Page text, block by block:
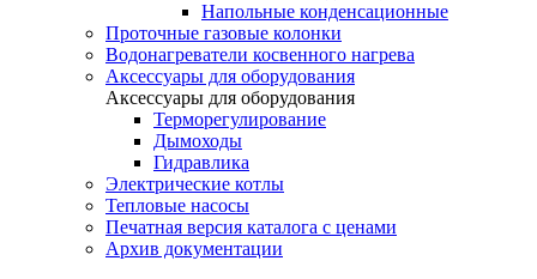
Напольные конденсационные
Проточные газовые колонки
Водонагреватели косвенного нагрева
Аксессуары для оборудования
Аксессуары для оборудования
Терморегулирование
Дымоходы
Гидравлика
Электрические котлы
Тепловые насосы
Печатная версия каталога с ценами
Архив документации